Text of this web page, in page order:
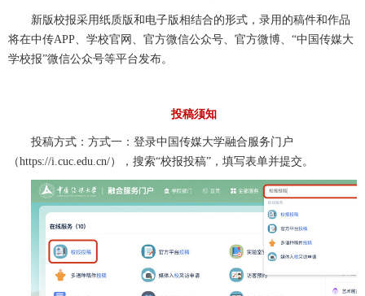
新版校报采用纸质版和电子版相结合的形式，录用的稿件和作品
将在中传APP、学校官网、官方微信公众号、官方微博、“中国传媒大
学校报”微信公众号等平台发布。
投稿须知
投稿方式：方式一：登录中国传媒大学融合服务门户
（https://i.cuc.edu.cn/），搜索“校报投稿”，填写表单并提交。